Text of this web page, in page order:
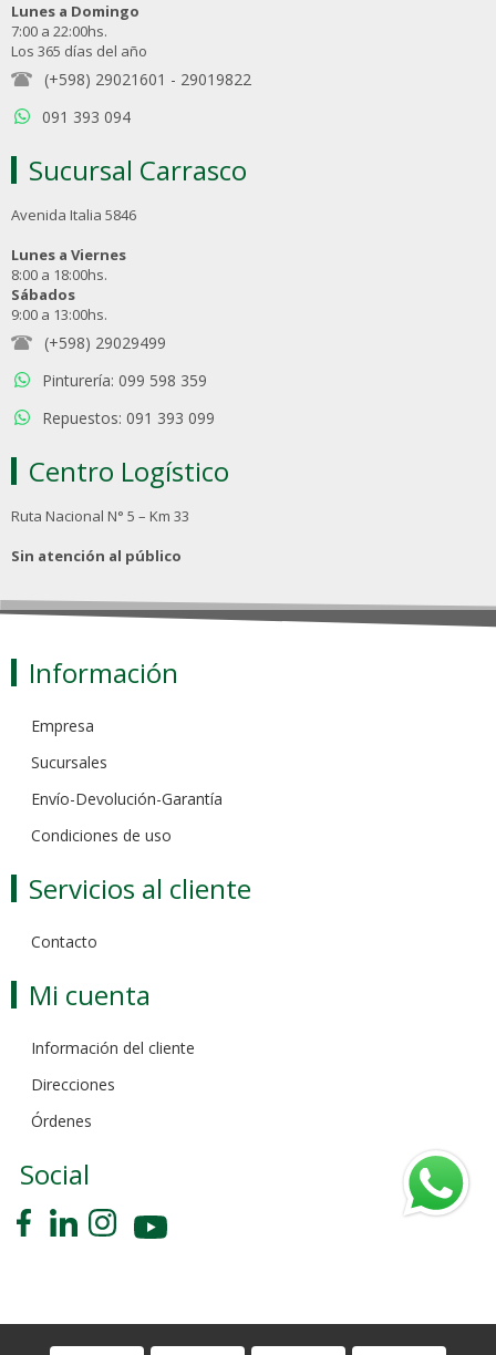
Lunes a Domingo
7:00 a 22:00hs.
Los 365 días del año
(+598) 29021601 - 29019822
091 393 094
Sucursal Carrasco
Avenida Italia 5846
Lunes a Viernes
8:00 a 18:00hs.
Sábados
9:00 a 13:00hs.
(+598) 29029499
Pinturería: 099 598 359
Repuestos: 091 393 099
Centro Logístico
Ruta Nacional N° 5 – Km 33
Sin atención al público
Información
Empresa
Sucursales
Envío-Devolución-Garantía
Condiciones de uso
Servicios al cliente
Contacto
Mi cuenta
Información del cliente
Direcciones
Órdenes
Social